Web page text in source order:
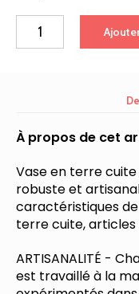
quantité
À propos de cet
Vase en terre
robuste et
caractéristiques
terre cuite, articles
ARTISANALITÉ -
est travaillé à la